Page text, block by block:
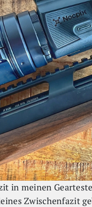
in meinen
Zwischenfazit